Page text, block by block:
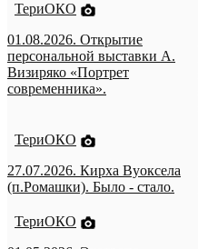
ТериОКО
01.08.2026. Открытие
персональной выставки А.
Визиряко «Портрет
современника».
ТериОКО
27.07.2026. Кирха Вуоксела
(п.Ромашки). Было - стало.
ТериОКО